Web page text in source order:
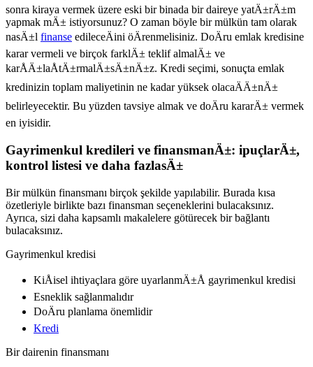
sonra kiraya vermek üzere eski bir binada bir daireye yatÄ±rÄ±m
yapmak mÄ± istiyorsunuz? O zaman böyle bir mülkün tam olarak
nasÄ±l finanse edileceÄini öÄrenmelisiniz. DoÄru emlak kredisine
karar vermeli ve birçok farklÄ± teklif almalÄ± ve
karÅÄ±laÅtÄ±rmalÄ±sÄ±nÄ±z. Kredi seçimi, sonuçta emlak
kredinizin toplam maliyetinin ne kadar yüksek olacaÄÄ±nÄ±
belirleyecektir. Bu yüzden tavsiye almak ve doÄru kararÄ± vermek
en iyisidir.
Gayrimenkul kredileri ve finansmanÄ±: ipuçlarÄ±,
kontrol listesi ve daha fazlasÄ±
Bir mülkün finansmanı birçok şekilde yapılabilir. Burada kısa
özetleriyle birlikte bazı finansman seçeneklerini bulacaksınız.
Ayrıca, sizi daha kapsamlı makalelere götürecek bir bağlantı
bulacaksınız.
Gayrimenkul kredisi
KiÅisel ihtiyaçlara göre uyarlanmÄ±Å gayrimenkul kredisi
Esneklik sağlanmalıdır
DoÄru planlama önemlidir
Kredi
Bir dairenin finansmanı